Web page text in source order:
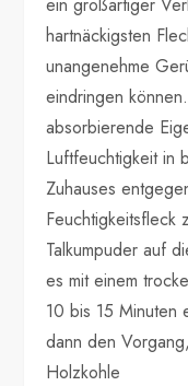
hartnäckigsten
unangenehme
eindringen
absorbierende
Luftfeuchtigkeit in
Zuhauses
Feuchtigkeitsfleck
Talkumpuder auf
es mit einem
10 bis 15 Minuten
dann den
Holzkohle